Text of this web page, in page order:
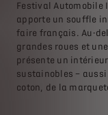
Festival Automobile
apporte un souffle
faire français. Au-
grandes roues et une
présente un
sustainobles –
coton, de la